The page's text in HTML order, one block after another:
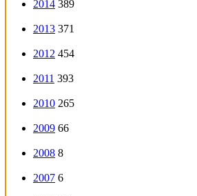
2014 389
2013 371
2012 454
2011 393
2010 265
2009 66
2008 8
2007 6